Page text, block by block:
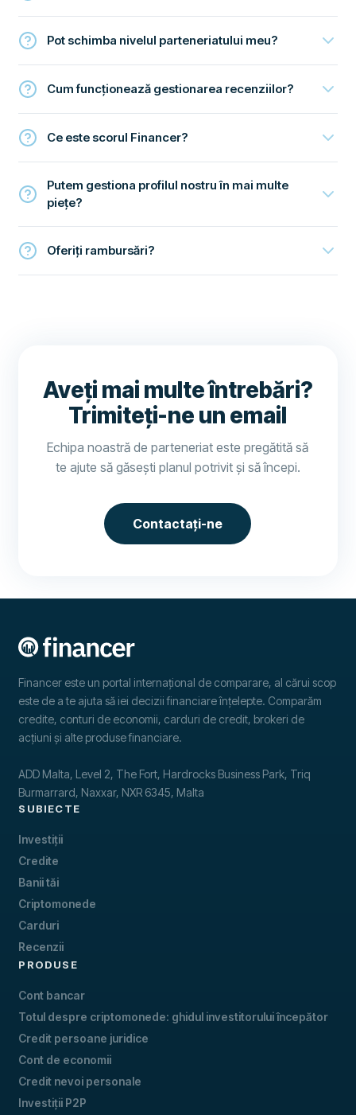
Pot schimba nivelul parteneriatului meu?
Cum funcționează gestionarea recenziilor?
Ce este scorul Financer?
Putem gestiona profilul nostru în mai multe
piețe?
Oferiți rambursări?
Aveți mai multe întrebări?
Trimiteți-ne un email
Echipa noastră de parteneriat este pregătită să
te ajute să găsești planul potrivit și să începi.
Contactați-ne
Financer este un portal internațional de comparare, al cărui scop
este de a te ajuta să iei decizii financiare înțelepte. Comparăm
credite, conturi de economii, carduri de credit, brokeri de
acțiuni și alte produse financiare.
ADD Malta, Level 2, The Fort, Hardrocks Business Park, Triq
Burmarrard, Naxxar, NXR 6345, Malta
SUBIECTE
Investiții
Credite
Banii tăi
Criptomonede
Carduri
Recenzii
PRODUSE
Cont bancar
Totul despre criptomonede: ghidul investitorului începător
Credit persoane juridice
Cont de economii
Credit nevoi personale
Investiții P2P